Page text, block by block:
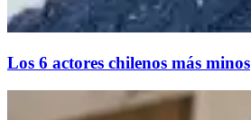
Los 6 actores chilenos más minos